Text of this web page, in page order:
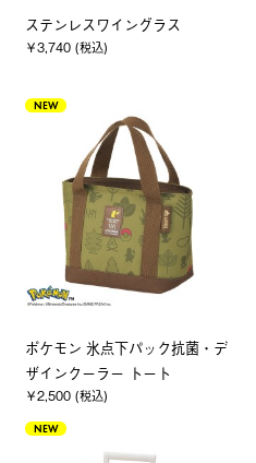
ステンレスワイングラス
￥3,740 (税込)
NEW
ポケモン 氷点下パック抗菌・デ
ザインクーラー トート
￥2,500 (税込)
NEW